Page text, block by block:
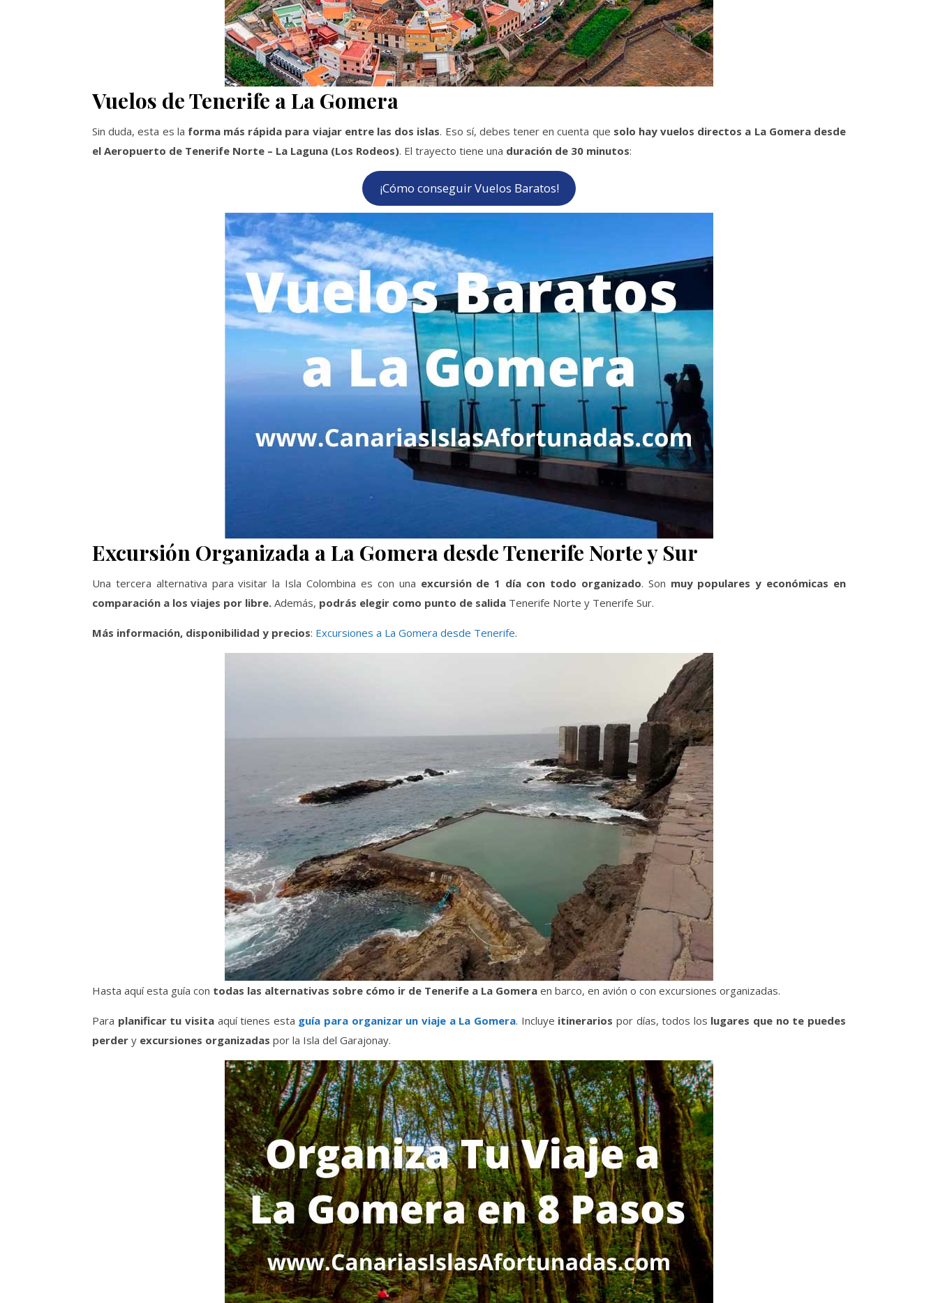
Vuelos de Tenerife a La Gomera
Sin duda, esta es la forma más rápida para viajar entre las dos islas. Eso sí, debes tener en cuenta que solo hay vuelos directos a La Gomera desde
el Aeropuerto de Tenerife Norte – La Laguna (Los Rodeos). El trayecto tiene una duración de 30 minutos:
¡Cómo conseguir Vuelos Baratos!
Excursión Organizada a La Gomera desde Tenerife Norte y Sur
Una tercera alternativa para visitar la Isla Colombina es con una excursión de 1 día con todo organizado. Son muy populares y económicas en
comparación a los viajes por libre. Además, podrás elegir como punto de salida Tenerife Norte y Tenerife Sur.
Más información, disponibilidad y precios: Excursiones a La Gomera desde Tenerife.
Hasta aquí esta guía con todas las alternativas sobre cómo ir de Tenerife a La Gomera en barco, en avión o con excursiones organizadas.
Para planificar tu visitaaquí tienes esta guía para organizar un viaje a La Gomera. Incluye itinerarios por días, todos los lugares que no te puedes
perder y excursiones organizadas por la Isla del Garajonay.